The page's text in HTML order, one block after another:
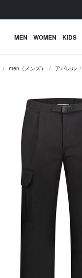
MEN WOMEN KIDS
men（メンズ） アパレル